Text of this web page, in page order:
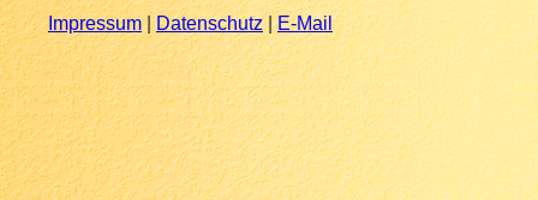
Impressum | Datenschutz | E-Mail